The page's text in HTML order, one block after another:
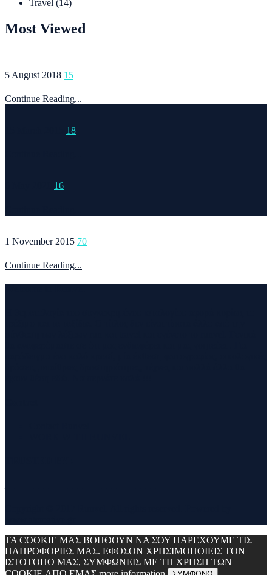
Travel (14)
Most Viewed
5 August 2018 15
Continue Reading...
18
16
1 November 2015 70
Continue Reading...
ΤΑ COOKIE ΜΑΣ ΒΟΗΘΟΥΝ ΝΑ ΣΟΥ ΠΑΡΕΧΟΥΜΕ ΤΙΣ
ΠΛΗΡΟΦΟΡΙΕΣ ΜΑΣ. ΕΦΟΣΟΝ ΧΡΗΣΙΜΟΠΟΙΕΙΣ ΤΟΝ
ΙΣΤΟΤΟΠΟ ΜΑΣ, ΣΥΜΦΩΝΕΙΣ ΜΕ ΤΗ ΧΡΗΣΗ ΤΩΝ